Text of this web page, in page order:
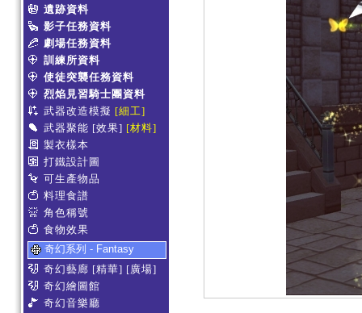
遺跡資料
影子任務資料
劇場任務資料
訓練所資料
使徒突襲任務資料
烈焰見習騎士團資料
武器改造模擬 [細工]
武器聚能 [效果] [材料]
製衣樣本
打鐵設計圖
可生產物品
料理食譜
角色稱號
食物效果
奇幻系列 - Fantasy
奇幻藝廊 [精華] [廣場]
奇幻繪圖館
奇幻音樂廳